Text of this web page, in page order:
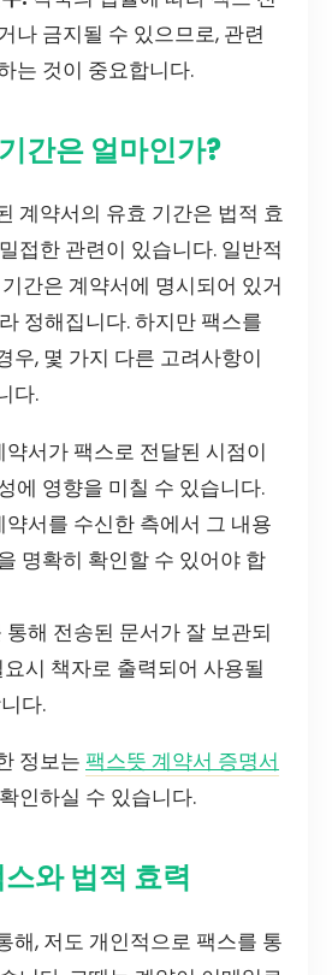
나 금지될 수 있으므로, 관련
는 것이 중요합니다.
간은 얼마인가?
계약서의 유효 기간은 법적 효
접한 관련이 있습니다. 일반적
간은 계약서에 명시되어 있거
정해집니다. 하지만 팩스를
우, 몇 가지 다른 고려사항이
다.
약서가 팩스로 전달된 시점이
에 영향을 미칠 수 있습니다.
약서를 수신한 측에서 그 내용
명확히 확인할 수 있어야 합
통해 전송된 문서가 잘 보관되
시 책자로 출력되어 사용될
다.
정보는 팩스뜻 계약서 증명서
인하실 수 있습니다.
와 법적 효력
해, 저도 개인적으로 팩스를 통